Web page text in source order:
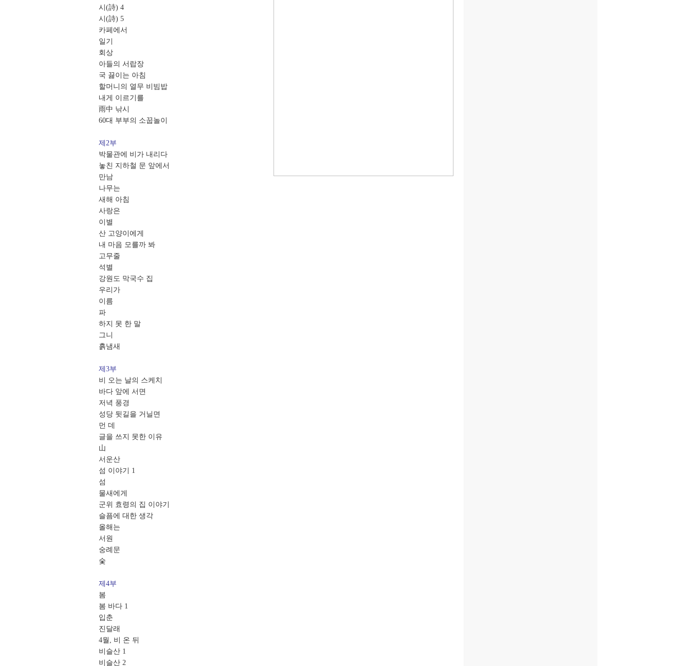
시(詩) 4
시(詩) 5
카페에서
일기
회상
아들의 서랍장
국 끓이는 아침
할머니의 열무 비빔밥
내게 이르기를
雨中 낚시
60대 부부의 소꿉놀이
제2부
박물관에 비가 내리다
놓친 지하철 문 앞에서
만남
나무는
새해 아침
사랑은
이별
산 고양이에게
내 마음 모를까 봐
고무줄
석별
강원도 막국수 집
우리가
이름
파
하지 못 한 말
그니
흙냄새
제3부
비 오는 날의 스케치
바다 앞에 서면
저녁 풍경
성당 뒷길을 거닐면
먼 데
글을 쓰지 못한 이유
山
서운산
섬 이야기 1
섬
물새에게
군위 효령의 집 이야기
슬픔에 대한 생각
올해는
서원
숭례문
숯
제4부
봄
봄 바다 1
입춘
진달래
4월, 비 온 뒤
비슬산 1
비슬산 2